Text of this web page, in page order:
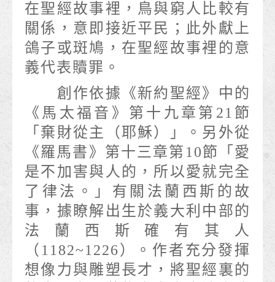
在聖經故事裡，鳥與窮人比較有
關係，意即接近平民；此外獻上
鴿子或斑鳩，在聖經故事裡的意
義代表贖罪。
創作依據《新約聖經》中的
《馬太福音》第十九章第21節
「棄財從主（耶穌）」。另外從
《羅馬書》第十三章第10節「愛
是不加害與人的，所以愛就完全
了律法。」有關法蘭西斯的故
事，據瞭解出生於義大利中部的
法蘭西斯確有其人
（1182~1226）。作者充分發揮
想像力與雕塑長才，將聖經裏的